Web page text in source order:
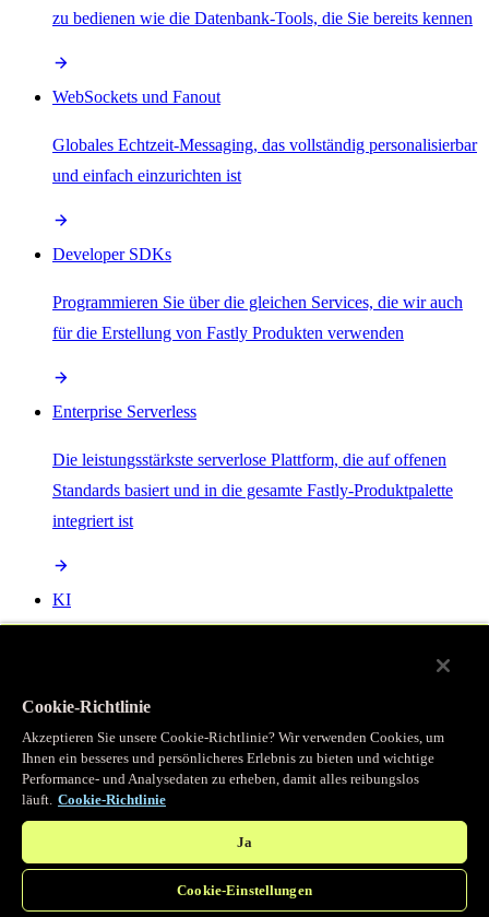
zu bedienen wie die Datenbank-Tools, die Sie bereits kennen
WebSockets und Fanout
Globales Echtzeit-Messaging, das vollständig personalisierbar
und einfach einzurichten ist
Developer SDKs
Programmieren Sie über die gleichen Services, die wir auch
für die Erstellung von Fastly Produkten verwenden
Enterprise Serverless
Die leistungsstärkste serverlose Plattform, die auf offenen
Standards basiert und in die gesamte Fastly-Produktpalette
integriert ist
KI
Object Storage
Get direct access to large files at the edge with zero egress
Cookie-Richtlinie
Akzeptieren Sie unsere Cookie-Richtlinie? Wir verwenden Cookies, um
Ihnen ein besseres und persönlicheres Erlebnis zu bieten und wichtige
Performance- und Analysedaten zu erheben, damit alles reibungslos
läuft. Cookie-Richtlinie
Ja
Cookie-Einstellungen